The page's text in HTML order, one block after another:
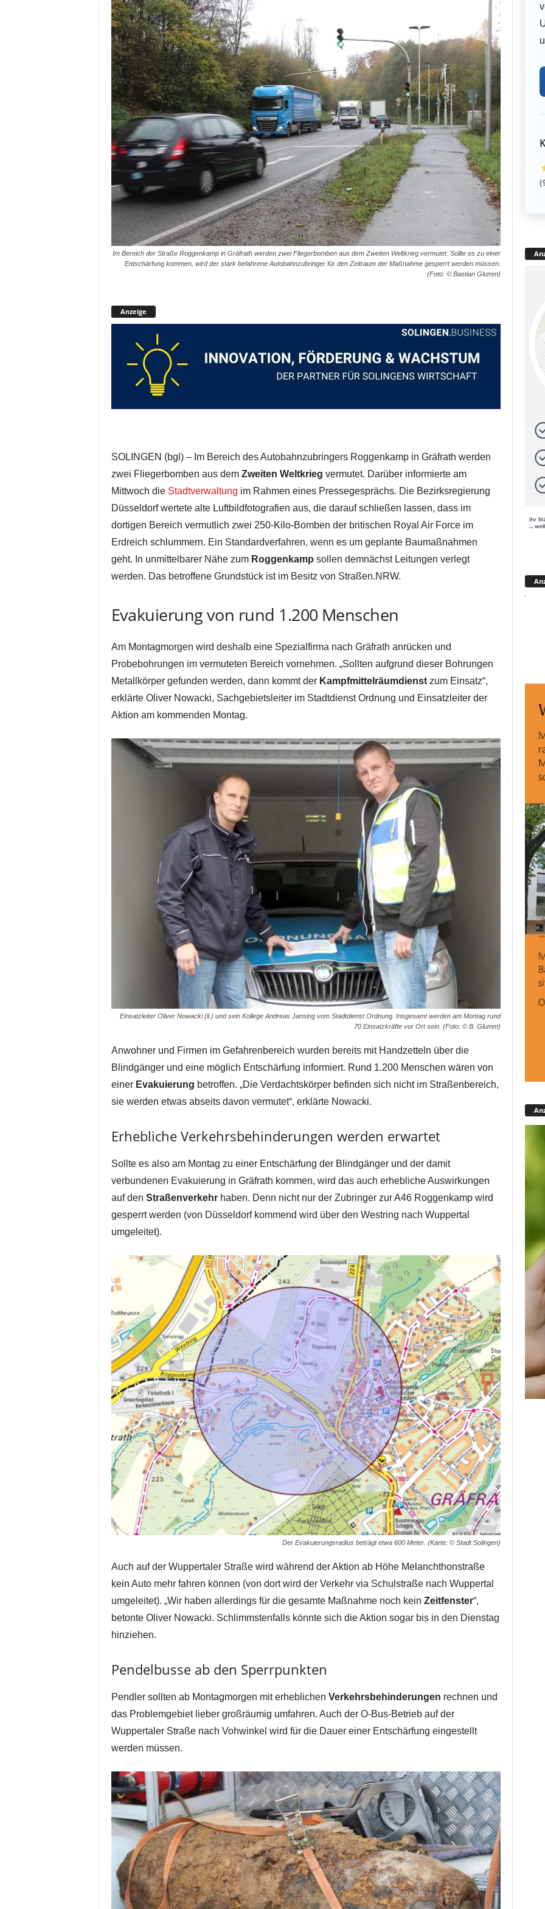
Im Bereich der Straße Roggenkamp in Gräfrath werden zwei Fliegerbomben aus dem Zweiten Weltkrieg vermutet. Sollte es zu einer
Entschärfung kommen, wird der stark befahrene Autobahnzubringer für den Zeitraum der Maßnahme gesperrt werden müssen.
(Foto: © Bastian Glumm)
Anzeige
SOLINGEN (bgl) – Im Bereich des Autobahnzubringers Roggenkamp in Gräfrath werden
zwei Fliegerbomben aus dem Zweiten Weltkrieg vermutet. Darüber informierte am
Mittwoch die Stadtverwaltung im Rahmen eines Pressegesprächs. Die Bezirksregierung
Düsseldorf wertete alte Luftbildfotografien aus, die darauf schließen lassen, dass im
dortigen Bereich vermutlich zwei 250-Kilo-Bomben der britischen Royal Air Force im
Erdreich schlummern. Ein Standardverfahren, wenn es um geplante Baumaßnahmen
geht. In unmittelbarer Nähe zum Roggenkamp sollen demnächst Leitungen verlegt
werden. Das betroffene Grundstück ist im Besitz von Straßen.NRW.
Evakuierung von rund 1.200 Menschen
Am Montagmorgen wird deshalb eine Spezialfirma nach Gräfrath anrücken und
Probebohrungen im vermuteten Bereich vornehmen. „Sollten aufgrund dieser Bohrungen
Metallkörper gefunden werden, dann kommt der Kampfmittelräumdienstzum Einsatz“,
erklärte Oliver Nowacki, Sachgebietsleiter im Stadtdienst Ordnung und Einsatzleiter der
Aktion am kommenden Montag.
Einsatzleiter Oliver Nowacki (li.) und sein Kollege Andreas Jansing vom Stadtdienst Ordnung. Insgesamt werden am Montag rund
70 Einsatzkräfte vor Ort sein. (Foto: © B. Glumm)
Anwohner und Firmen im Gefahrenbereich wurden bereits mit Handzetteln über die
Blindgänger und eine möglich Entschärfung informiert. Rund 1.200 Menschen wären von
einer Evakuierung betroffen. „Die Verdachtskörper befinden sich nicht im Straßenbereich,
sie werden etwas abseits davon vermutet“, erklärte Nowacki.
Erhebliche Verkehrsbehinderungen werden erwartet
Sollte es also am Montag zu einer Entschärfung der Blindgänger und der damit
verbundenen Evakuierung in Gräfrath kommen, wird das auch erhebliche Auswirkungen
auf den Straßenverkehrhaben. Denn nicht nur der Zubringer zur A46 Roggenkamp wird
gesperrt werden (von Düsseldorf kommend wird über den Westring nach Wuppertal
umgeleitet).
Der Evakuierungsradius beträgt etwa 600 Meter. (Karte: © Stadt Solingen)
Auch auf der Wuppertaler Straße wird während der Aktion ab Höhe Melanchthonstraße
kein Auto mehr fahren können (von dort wird der Verkehr via Schulstraße nach Wuppertal
umgeleitet). „Wir haben allerdings für die gesamte Maßnahme noch kein Zeitfenster“,
betonte Oliver Nowacki. Schlimmstenfalls könnte sich die Aktion sogar bis in den Dienstag
hinziehen.
Pendelbusse ab den Sperrpunkten
Pendler sollten ab Montagmorgen mit erheblichen Verkehrsbehinderungen rechnen und
das Problemgebiet lieber großräumig umfahren. Auch der O-Bus-Betrieb auf der
Wuppertaler Straße nach Vohwinkel wird für die Dauer einer Entschärfung eingestellt
werden müssen.